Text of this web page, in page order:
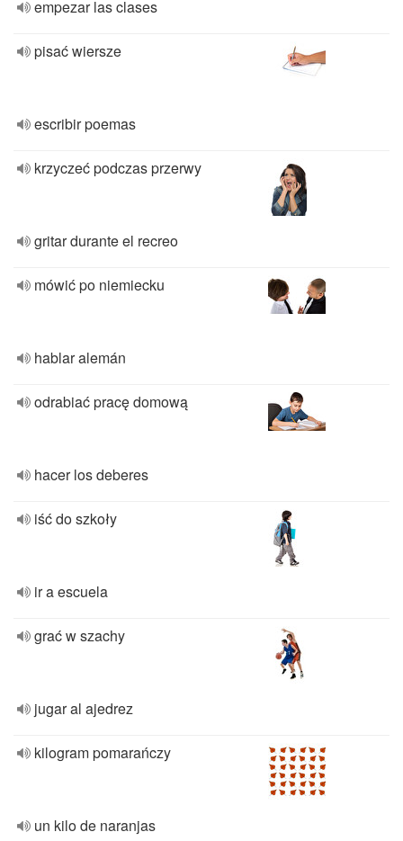
empezar las clases
pisać wiersze
escribir poemas
krzyczeć podczas przerwy
gritar durante el recreo
mówić po niemiecku
hablar alemán
odrabiać pracę domową
hacer los deberes
iść do szkoły
ir a escuela
grać w szachy
jugar al ajedrez
kilogram pomarańczy
un kilo de naranjas